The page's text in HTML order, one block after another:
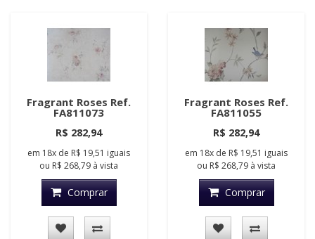
Fragrant Roses Ref.
FA811073
R$ 282,94
em 18x de R$ 19,51 iguais
ou R$ 268,79 à vista
Comprar
Fragrant Roses Ref.
FA811055
R$ 282,94
em 18x de R$ 19,51 iguais
ou R$ 268,79 à vista
Comprar